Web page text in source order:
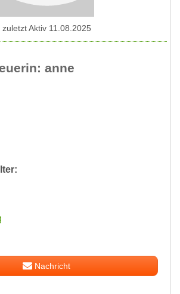
anne
Nachricht
zuletzt Aktiv 11.08.2025